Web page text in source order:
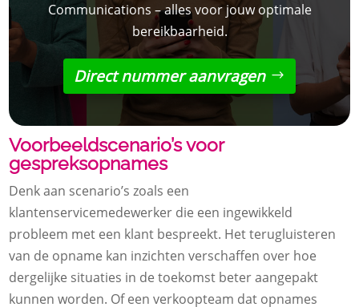
Communications – alles voor jouw optimale
bereikbaarheid.
Direct nummer aanvragen
Voorbeeldscenario’s voor
gespreksopnames
Denk aan scenario’s zoals een
klantenservicemedewerker die een ingewikkeld
probleem met een klant bespreekt. Het terugluisteren
van de opname kan inzichten verschaffen over hoe
dergelijke situaties in de toekomst beter aangepakt
kunnen worden. Of een verkoopteam dat opnames